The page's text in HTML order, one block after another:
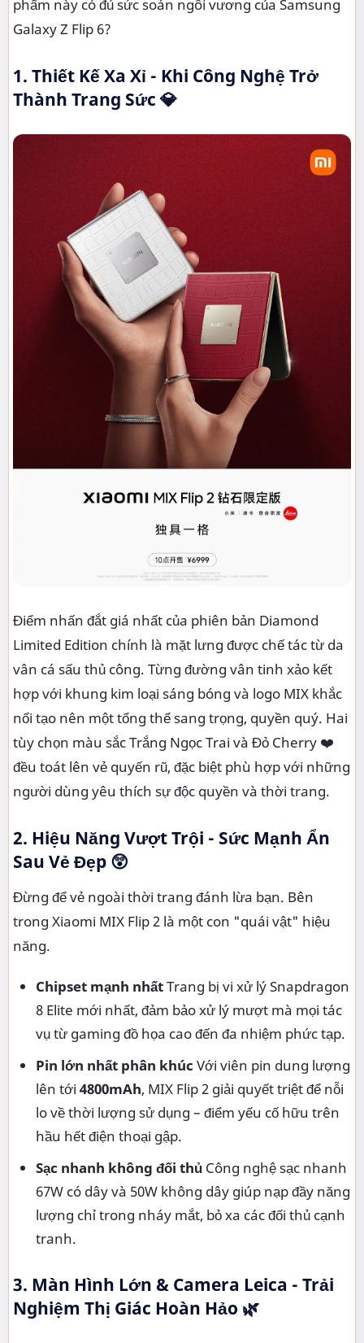
phẩm này có đủ sức soán ngôi vương của Samsung
Galaxy Z Flip 6?
1. Thiết Kế Xa Xỉ - Khi Công Nghệ Trở
Thành Trang Sức 💎
Điểm nhấn đắt giá nhất của phiên bản Diamond
Limited Edition chính là mặt lưng được chế tác từ da
vân cá sấu thủ công. Từng đường vân tinh xảo kết
hợp với khung kim loại sáng bóng và logo MIX khắc
nổi tạo nên một tổng thể sang trọng, quyền quý. Hai
tùy chọn màu sắc Trắng Ngọc Trai và Đỏ Cherry ❤️
đều toát lên vẻ quyến rũ, đặc biệt phù hợp với những
người dùng yêu thích sự độc quyền và thời trang.
2. Hiệu Năng Vượt Trội - Sức Mạnh Ẩn
Sau Vẻ Đẹp 😲
Đừng để vẻ ngoài thời trang đánh lừa bạn. Bên
trong Xiaomi MIX Flip 2 là một con "quái vật" hiệu
năng.
Chipset mạnh nhấtTrang bị vi xử lý Snapdragon
8 Elite mới nhất, đảm bảo xử lý mượt mà mọi tác
vụ từ gaming đồ họa cao đến đa nhiệm phức tạp.
Pin lớn nhất phân khúc Với viên pin dung lượng
lên tới 4800mAh, MIX Flip 2 giải quyết triệt để nỗi
lo về thời lượng sử dụng – điểm yếu cố hữu trên
hầu hết điện thoại gập.
Sạc nhanh không đối thủ Công nghệ sạc nhanh
67W có dây và 50W không dây giúp nạp đầy năng
lượng chỉ trong nháy mắt, bỏ xa các đối thủ cạnh
tranh.
3. Màn Hình Lớn & Camera Leica - Trải
Nghiệm Thị Giác Hoàn Hảo 🌿